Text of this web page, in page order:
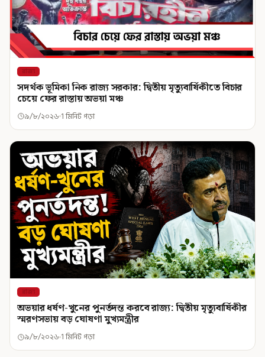
রাজ্য
সদর্থক ভূমিকা নিক রাজ্য সরকার: দ্বিতীয় মৃত্যুবার্ষিকীতে বিচার
চেয়ে ফের রাস্তায় অভয়া মঞ্চ
৯/৮/২০২৬ 1 মিনিট পড়া
রাজ্য
অভয়ার ধর্ষণ-খুনের পুনর্তদন্ত করবে রাজ্য: দ্বিতীয় মৃত্যুবার্ষিকীর
স্মরণসভায় বড় ঘোষণা মুখ্যমন্ত্রীর
৯/৮/২০২৬ 1 মিনিট পড়া